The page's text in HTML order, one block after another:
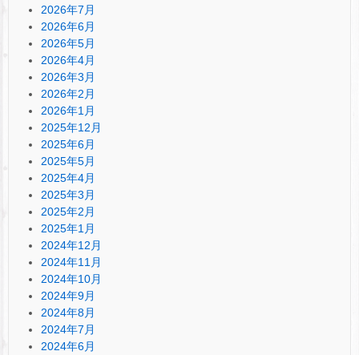
2026年7月
2026年6月
2026年5月
2026年4月
2026年3月
2026年2月
2026年1月
2025年12月
2025年6月
2025年5月
2025年4月
2025年3月
2025年2月
2025年1月
2024年12月
2024年11月
2024年10月
2024年9月
2024年8月
2024年7月
2024年6月